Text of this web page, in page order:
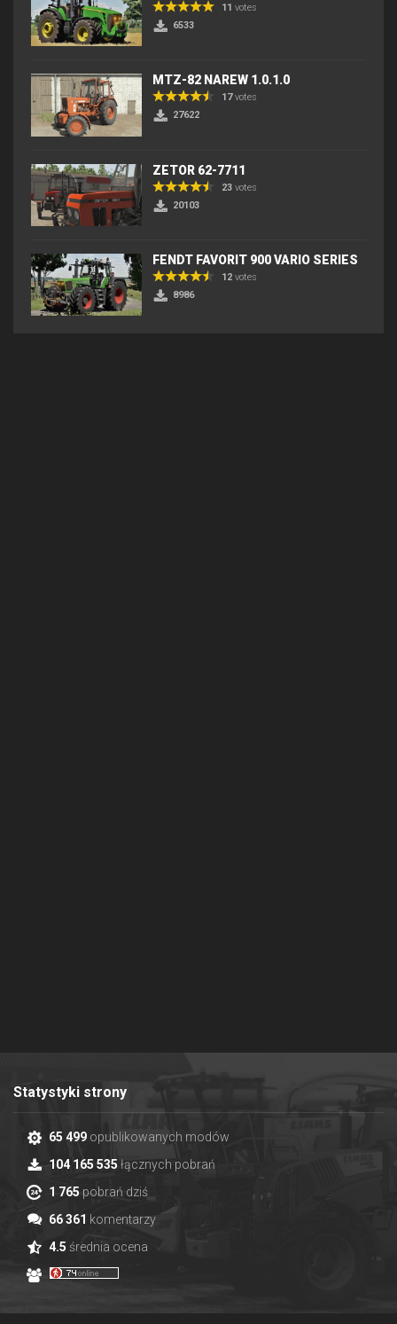
11 votes
6533
MTZ-82 NAREW 1.0.1.0
17votes
27622
ZETOR 62-7711
23 votes
20103
FENDT FAVORIT 900 VARIO SERIES
12 votes
8986
Statystyki strony
65 499 opublikowanych modów
104 165 535 łącznych pobrań
1 765 pobrań dziś
66 361 komentarzy
4.5 średnia ocena